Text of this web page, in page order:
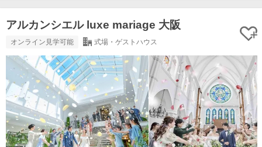
アルカンシエル luxe mariage 大阪
オンライン見学可能 式場・ゲストハウス